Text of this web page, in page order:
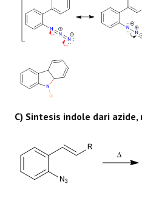
C) Sintesis indole dari